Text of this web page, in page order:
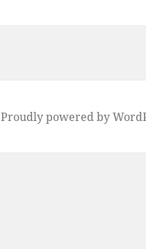
Proudly powered by